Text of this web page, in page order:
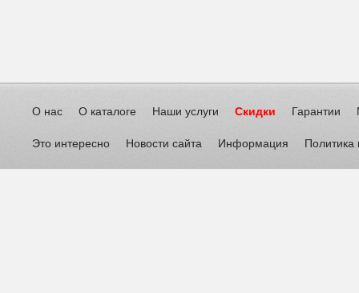
О нас О каталоге Наши услуги Скидки Гарантии
Это интересно Новости сайта Информация Политика